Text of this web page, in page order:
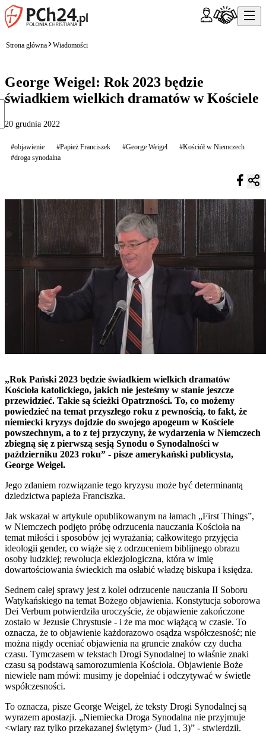
Strona główna Wiadomości
George Weigel: Rok 2023 będzie
świadkiem wielkich dramatów w Kościele
20 grudnia 2022
#objawienie #Papież Franciszek #George Weigel
#Kościół w Niemczech
#droga synodalna
„Rok Pański 2023 będzie świadkiem wielkich dramatów
Kościoła katolickiego, jakich nie jesteśmy w stanie jeszcze
przewidzieć. Takie są ścieżki Opatrzności. To, co możemy
powiedzieć na temat przyszłego roku z pewnością, to fakt, że
niemiecki kryzys dojdzie do swojego apogeum w Kościele
powszechnym, a to z tej przyczyny, że wydarzenia w Niemczech
zbiegną się z pierwszą sesją Synodu o Synodalności w
październiku 2023 roku” - pisze amerykański publicysta,
George Weigel.
Jego zdaniem rozwiązanie tego kryzysu może być determinantą
dziedzictwa papieża Franciszka.
Jak wskazał w artykule opublikowanym na łamach „First Things”,
w Niemczech podjęto próbę odrzucenia nauczania Kościoła na
temat miłości i sposobów jej wyrażania; całkowitego przyjęcia
ideologii gender, co wiąże się z odrzuceniem biblijnego obrazu
osoby ludzkiej; rewolucja eklezjologiczna, która w imię
dowartościowania świeckich ma osłabić władzę biskupa i księdza.
Sednem całej sprawy jest z kolei odrzucenie nauczania II Soboru
Watykańskiego na temat Bożego objawienia. Konstytucja soborowa
Dei Verbum potwierdziła uroczyście, że objawienie zakończone
zostało w Jezusie Chrystusie - i że ma moc wiążącą w czasie. To
oznacza, że to objawienie każdorazowo osądza współczesność; nie
można nigdy oceniać objawienia na gruncie znaków czy ducha
czasu. Tymczasem w tekstach Drogi Synodalnej to właśnie znaki
czasu są podstawą samorozumienia Kościoła. Objawienie Boże
niewiele nam mówi: musimy je dopełniać i odczytywać w świetle
współczesności.
To oznacza, pisze George Weigel, że teksty Drogi Synodalnej są
wyrazem apostazji. „Niemiecka Droga Synodalna nie przyjmuje
<wiary raz tylko przekazanej świętym> (Jud 1, 3)” - stwierdził.